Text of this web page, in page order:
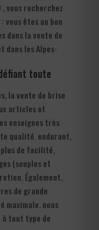
vous recherchez
vous êtes au bon
dans la vente de
dans les Alpes-
toute
la vente de brise
articles et
enseignes très
qualité. endurant,
de facilité,
(souples et
Également,
de grande
maximale. nous
tout type de